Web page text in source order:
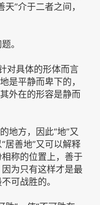
”介于二者之间，
。
对具体的形体而言
是平静而卑下的，
外在的形容是静而
地方，因此“地”又
居善地”又可以解释
称的位置上，善于
为只有这样才是最
可战胜的。